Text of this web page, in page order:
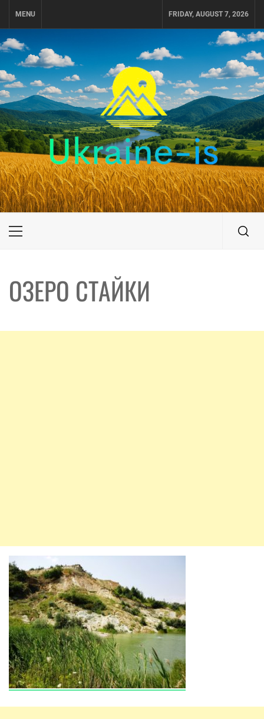
MENU FRIDAY, AUGUST 7, 2026
UKRAINE-IS
ПУТЕШЕСТВИЕ ПО УКРАИНЕ
Primary
ОЗЕРО СТАЙКИ